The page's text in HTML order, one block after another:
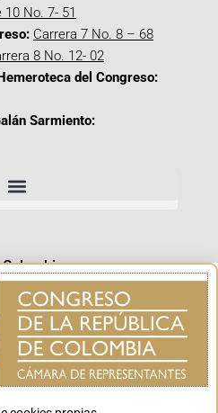
10 No. 7- 51
Carrera 7 No. 8 – 68
8 No. 12- 02
del Congreso:
Sarmiento: